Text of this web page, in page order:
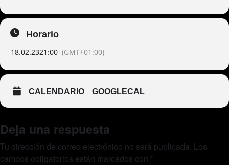
Horario
18.02.2321:00 (GMT+01:00)
CALENDARIO GOOGLECAL
Deja una respuesta
Tu dirección de correo electrónico no será publicada. Los
campos obligatorios están marcados con *